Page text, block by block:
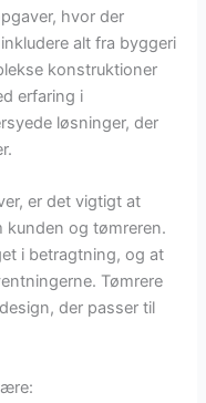
hvor der
alt fra byggeri
konstruktioner
erfaring i
løsninger, der
er det vigtigt at
kunden og tømreren.
i betragtning, og at
Tømrere
der passer til